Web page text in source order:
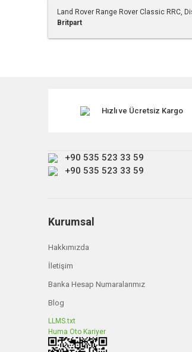
Land Rover Range Rover Classic RRC,
Britpart
Ürün açıklamasında eksik bilgiler
Bu ürüne benzer farklı alternatifler
Hızlı ve Ücretsiz Kargo
+90 535 523 33 59
+90 535 523 33 59
Kurumsal
Hakkımızda
İletişim
Banka Hesap Numaralarımız
Blog
LLMS.txt
Huma Oto Kariyer